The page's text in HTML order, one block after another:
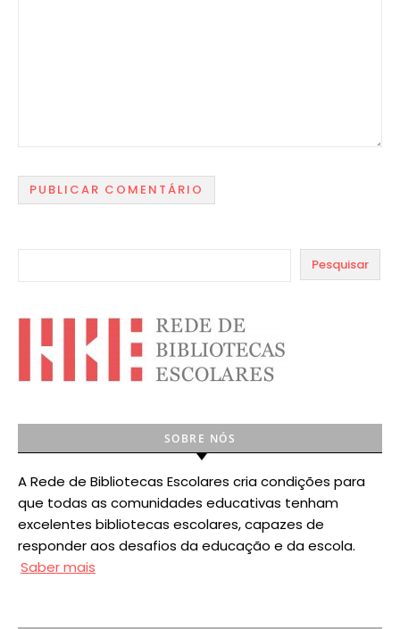
Pesquisar
SOBRE NÓS
A Rede de Bibliotecas Escolares cria condições para
que todas as comunidades educativas tenham
excelentes bibliotecas escolares, capazes de
responder aos desafios da educação e da escola.
Saber mais